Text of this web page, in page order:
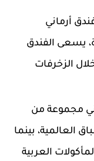
أرماني
يسعى الفندق
الزخرفات
مجموعة من
العالمية، بينما
العربية